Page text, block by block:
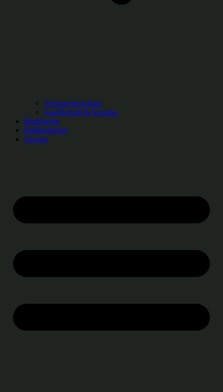
Verbraucherschutz
Gesellschaft & Soziales
Multimedia
Publikationen
Glossar